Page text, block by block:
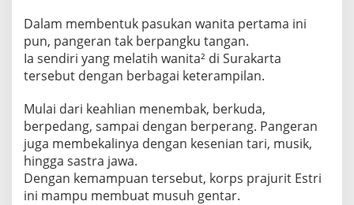
Dalam membentuk pasukan wanita pertama ini
pun, pangeran tak berpangku tangan.
Ia sendiri yang melatih wanita² di Surakarta
tersebut dengan berbagai keterampilan.
Mulai dari keahlian menembak, berkuda,
berpedang, sampai dengan berperang. Pangeran
juga membekalinya dengan kesenian tari, musik,
hingga sastra jawa.
Dengan kemampuan tersebut, korps prajurit Estri
ini mampu membuat musuh gentar.